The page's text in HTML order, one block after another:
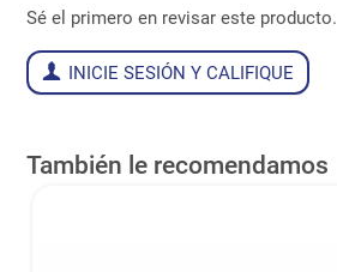
Sé el primero en revisar este producto.
INICIE SESIÓN Y CALIFIQUE
También le recomendamos